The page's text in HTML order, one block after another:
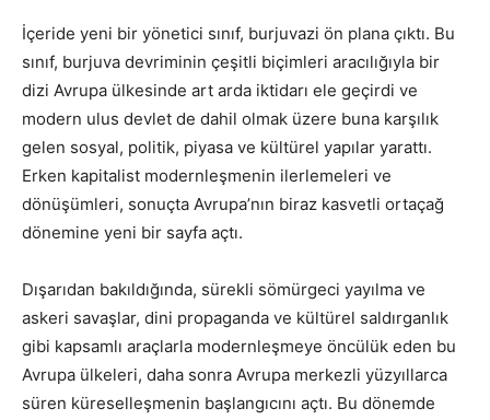
İçeride yeni bir yönetici sınıf, burjuvazi ön plana çıktı. Bu
sınıf, burjuva devriminin çeşitli biçimleri aracılığıyla bir
dizi Avrupa ülkesinde art arda iktidarı ele geçirdi ve
modern ulus devlet de dahil olmak üzere buna karşılık
gelen sosyal, politik, piyasa ve kültürel yapılar yarattı.
Erken kapitalist modernleşmenin ilerlemeleri ve
dönüşümleri, sonuçta Avrupa’nın biraz kasvetli ortaçağ
dönemine yeni bir sayfa açtı.
Dışarıdan bakıldığında, sürekli sömürgeci yayılma ve
askeri savaşlar, dini propaganda ve kültürel saldırganlık
gibi kapsamlı araçlarla modernleşmeye öncülük eden bu
Avrupa ülkeleri, daha sonra Avrupa merkezli yüzyıllarca
süren küreselleşmenin başlangıcını açtı. Bu dönemde